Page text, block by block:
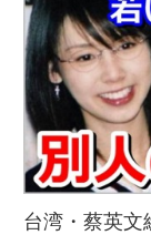
台湾・蔡英